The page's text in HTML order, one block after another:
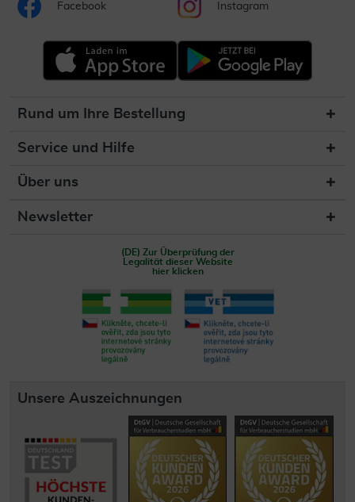
Facebook Instagram
Rund um Ihre Bestellung
Service und Hilfe
Über uns
Newsletter
(DE) Zur Überprüfung der
Legalität dieser Website
hier klicken
Unsere Auszeichnungen